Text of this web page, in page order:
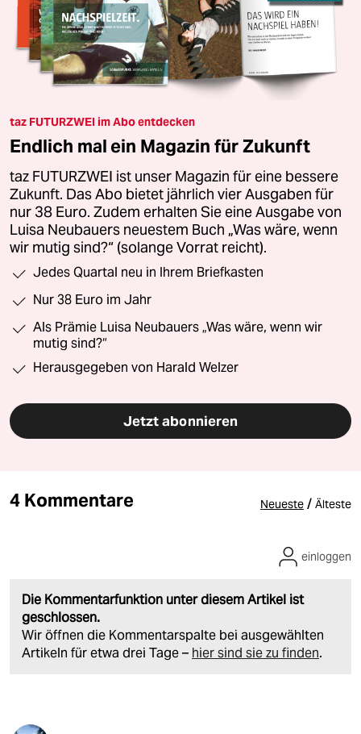
taz FUTURZWEI im Abo entdecken
Endlich mal ein Magazin für Zukunft
taz FUTURZWEI ist unser Magazin für eine bessere
Zukunft. Das Abo bietet jährlich vier Ausgaben für
nur 38 Euro. Zudem erhalten Sie eine Ausgabe von
Luisa Neubauers neuestem Buch „Was wäre, wenn
wir mutig sind?“ (solange Vorrat reicht).
Jedes Quartal neu in Ihrem Briefkasten
Nur 38 Euro im Jahr
Als Prämie Luisa Neubauers „Was wäre, wenn wir
mutig sind?“
Herausgegeben von Harald Welzer
Jetzt abonnieren
4 Kommentare Neueste / Älteste
Die Kommentarfunktion unter diesem Artikel ist
geschlossen.
Wir öffnen die Kommentarspalte bei ausgewählten
Artikeln für etwa drei Tage – hier sind sie zu finden.
einloggen